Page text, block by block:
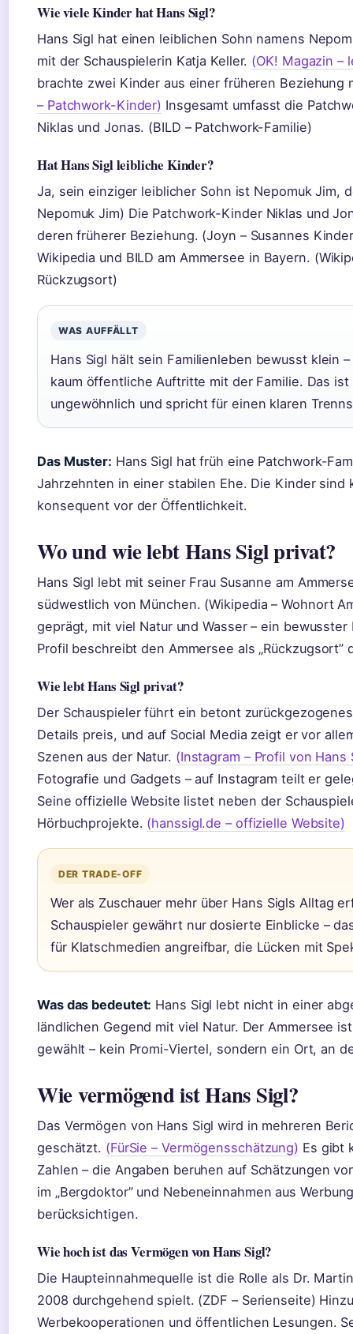
Wie viele Kinder hat Hans Sigl?
Hans Sigl hat einen leiblichen Sohn namens
mit der Schauspielerin Katja Keller. (OK! Magazin –
brachte zwei Kinder aus einer früheren Beziehung
– Patchwork-Kinder) Insgesamt umfasst die
Niklas und Jonas. (BILD – Patchwork-Familie)
Hat Hans Sigl leibliche Kinder?
Ja, sein einziger leiblicher Sohn ist Nepomuk Jim,
Nepomuk Jim) Die Patchwork-Kinder Niklas und
deren früherer Beziehung. (Joyn – Susannes
Wikipedia und BILD am Ammersee in Bayern.
Rückzugsort)
WAS AUFFÄLLT
Hans Sigl hält sein Familienleben bewusst klein
kaum öffentliche Auftritte mit der Familie. Das
ungewöhnlich und spricht für einen klaren
Das Muster: Hans Sigl hat früh eine Patchwork-
Jahrzehnten in einer stabilen Ehe. Die Kinder sind
konsequent vor der Öffentlichkeit.
Wo und wie lebt Hans Sigl privat?
Hans Sigl lebt mit seiner Frau Susanne am
südwestlich von München. (Wikipedia – Wohnort
geprägt, mit viel Natur und Wasser – ein
Profil beschreibt den Ammersee als „Rückzugsort”
Wie lebt Hans Sigl privat?
Der Schauspieler führt ein betont
Details preis, und auf Social Media zeigt er vor
Szenen aus der Natur. (Instagram – Profil von Hans
Fotografie und Gadgets – auf Instagram teilt er
Seine offizielle Website listet neben der
Hörbuchprojekte. (hanssigl.de – offizielle Website)
DER TRADE-OFF
Wer als Zuschauer mehr über Hans Sigls Alltag
Schauspieler gewährt nur dosierte Einblicke –
für Klatschmedien angreifbar, die Lücken mit
Was das bedeutet: Hans Sigl lebt nicht in einer
ländlichen Gegend mit viel Natur. Der Ammersee
gewählt – kein Promi-Viertel, sondern ein Ort, an
Wie vermögend ist Hans Sigl?
Das Vermögen von Hans Sigl wird in mehreren
geschätzt. (FürSie – Vermögensschätzung) Es gibt
Zahlen – die Angaben beruhen auf Schätzungen
im „Bergdoktor” und Nebeneinnahmen aus
berücksichtigen.
Wie hoch ist das Vermögen von Hans Sigl?
Die Haupteinnahmequelle ist die Rolle als Dr.
2008 durchgehend spielt. (ZDF – Serienseite)
Werbekooperationen und öffentlichen Lesungen.